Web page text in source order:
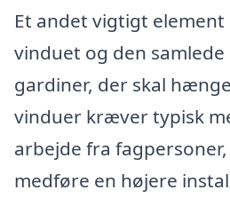
Et andet vigtigt
vinduet og den
gardiner, der skal
vinduer kræver typisk
arbejde fra
medføre en højere